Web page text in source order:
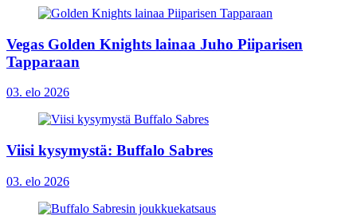
Vegas Golden Knights lainaa Juho Piiparisen
Tapparaan
03. elo 2026
Viisi kysymystä: Buffalo Sabres
03. elo 2026